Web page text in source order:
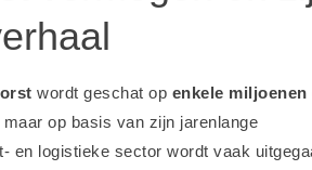
wordt geschat op enkele miljoenen
op basis van zijn jarenlange
en logistieke sector wordt vaak